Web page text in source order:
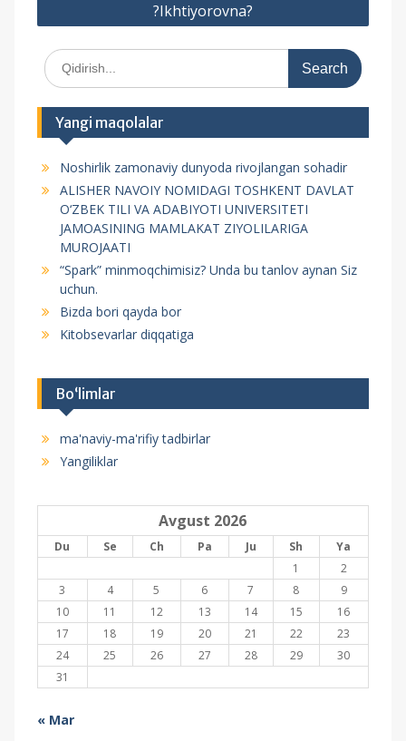
m
u
?Ikhtiyorovna?
S
e
c
f
o
Yangi maqolalar
Noshirlik zamonaviy dunyoda rivojlangan sohadir
ALISHER NAVOIY NOMIDAGI TOSHKENT DAVLAT
O‘ZBEK TILI VA ADABIYOTI UNIVERSITETI
JAMOASINING MAMLAKAT ZIYOLILARIGA
MUROJAATI
“Spark” minmoqchimisiz? Unda bu tanlov aynan Siz
uchun.
Bizda bori qayda bor
Kitobsevarlar diqqatiga
Bo‘limlar
ma'naviy-ma'rifiy tadbirlar
Yangiliklar
Avgust 2026
Du Se Ch Pa Ju Sh
Ya
1
2
3
4 5 6 7 8
9
10
11 12 13 14 15
16
17
18 19 20 21 22
23
24
25 26 27 28 29
30
31
« Mar